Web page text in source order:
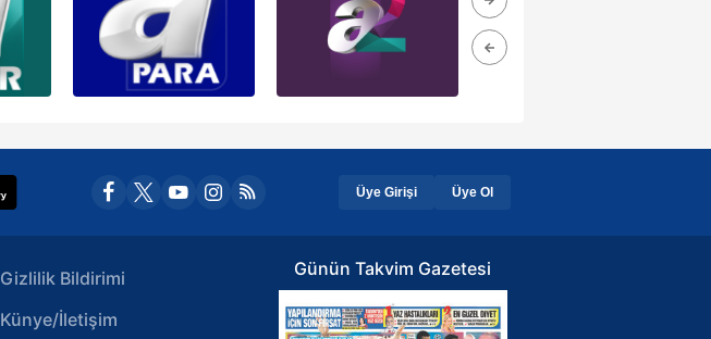
Üye Girişi Üye Ol
Gizlilik Bildirimi
Künye/İletişim
Günün Takvim Gazetesi